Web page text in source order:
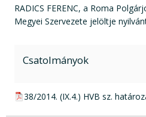
RADICS FERENC, a Roma
Megyei Szervezete jelöltje
Csatolmányok
pdf csatolmány:
38/2014. (IX.4.) HVB sz.